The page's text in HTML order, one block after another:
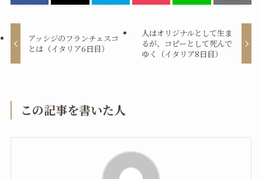
アッシジのフランチェスコ
とは（イタリア6日目）
人はオリジナルとして生ま
るが、コピーとして死んで
ゆく（イタリア8日目）
この記事を書いた人